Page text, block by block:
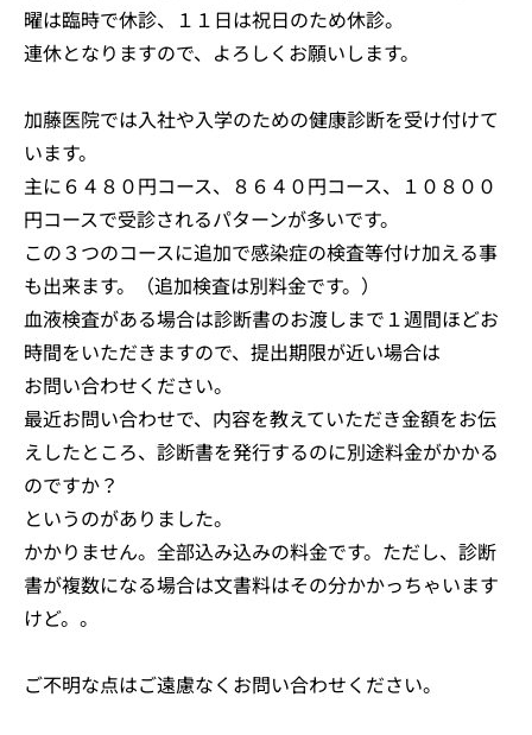
曜は臨時で休診、１１日は祝日のため休診。
連休となりますので、よろしくお願いします。
加藤医院では入社や入学のための健康診断を受け付けて
います。
主に６４８０円コース、８６４０円コース、１０８００
円コースで受診されるパターンが多いです。
この３つのコースに追加で感染症の検査等付け加える事
も出来ます。（追加検査は別料金です。）
血液検査がある場合は診断書のお渡しまで１週間ほどお
時間をいただきますので、提出期限が近い場合は
お問い合わせください。
最近お問い合わせで、内容を教えていただき金額をお伝
えしたところ、診断書を発行するのに別途料金がかかる
のですか？
というのがありました。
かかりません。全部込み込みの料金です。ただし、診断
書が複数になる場合は文書料はその分かかっちゃいます
けど。。
ご不明な点はご遠慮なくお問い合わせください。